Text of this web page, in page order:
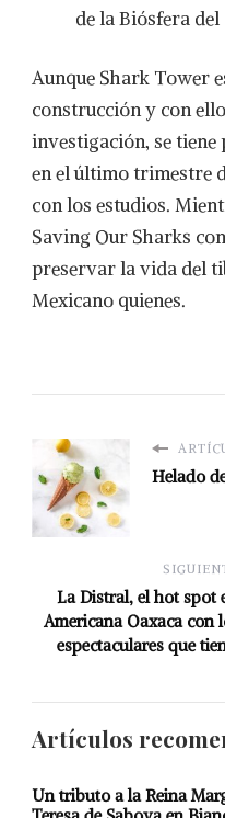
de la Biósfera
Aunque Shark Tower
construcción y con
investigación, se tiene
en el último trimestre
con los estudios.
Saving Our Sharks
preservar la vida del
Mexicano quienes.
Helado
La Distral, el hot spot
Americana Oaxaca con
espectaculares que
Artículos
Un tributo a la Reina